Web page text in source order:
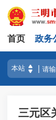
首页 政务
三元区